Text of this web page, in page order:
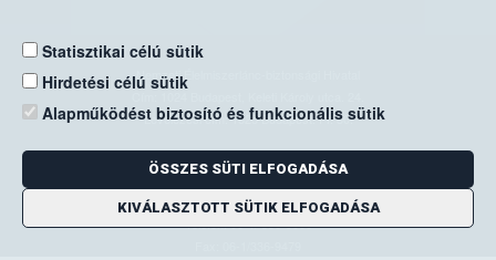
Statisztikai célú sütik
Hirdetési célú sütik
Alapműködést biztosító és funkcionális sütik
ÖSSZES SÜTI ELFOGADÁSA
KIVÁLASZTOTT SÜTIK ELFOGADÁSA
Nemzeti Élelmiszerlánc-biztonsági Hivatal
Levelezési cím: 1525 Budapest. Pf. 30.
E-mail:ugyfelszolgalat@nebih.gov.hu
Zöld szám: 06-80/263-244
Telefon: 06-1/ 336-9000